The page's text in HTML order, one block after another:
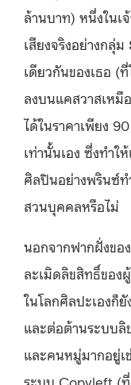
ล้านบาท) หนึ่งในเ
เสียงจริงอย่างกลุ่ม
เดียวกันของเธอ
ลงบนแคสวาสเหมื
ได้ในราคาเพียง
เท่านั้นเอง ซึ่งทำใ
ศิลปินอย่างพรินซ์ท
สวนบุคคลหรือไม่
นอกจากฟากฝั่งข
ละเมิดลิขสิทธิ์ของ
ในโลกศิลปะเองก็
และต่อต้านระบบลิ
และคนหมู่มากอยู่เ
ระบบ Copyleft (